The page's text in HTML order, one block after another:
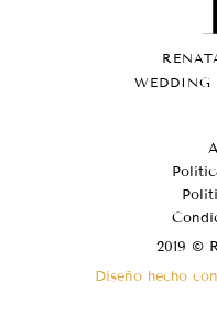
WEDDING
2019 ©
Diseño hecho